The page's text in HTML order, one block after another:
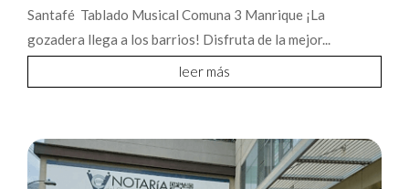
Santafé Tablado Musical Comuna 3 Manrique ¡La
gozadera llega a los barrios! Disfruta de la mejor...
leer más